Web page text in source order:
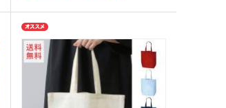
で使いやすいカラー4色展開。
社名やロゴを入れて特別な記念品の作成に
おすすめです。